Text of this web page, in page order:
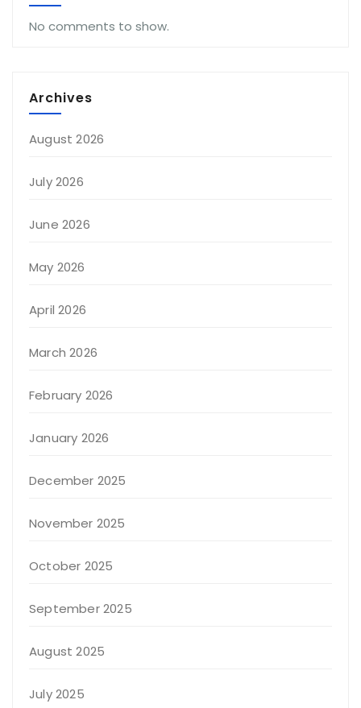
No comments to show.
Archives
August 2026
July 2026
June 2026
May 2026
April 2026
March 2026
February 2026
January 2026
December 2025
November 2025
October 2025
September 2025
August 2025
July 2025